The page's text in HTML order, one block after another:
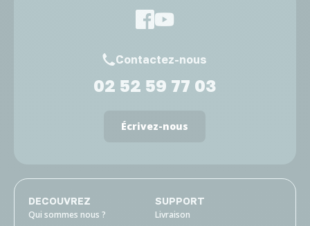
Contactez-nous
02 52 59 77 03
Écrivez-nous
DECOUVREZ
Qui sommes nous ?
SUPPORT
Livraison